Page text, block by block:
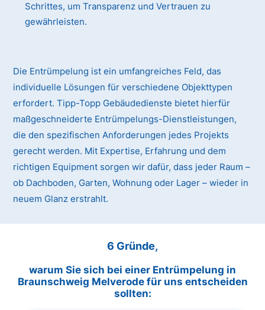
Schrittes, um Transparenz und Vertrauen zu
gewährleisten.
Die Entrümpelung ist ein umfangreiches Feld, das
individuelle Lösungen für verschiedene Objekttypen
erfordert. Tipp-Topp Gebäudedienste bietet hierfür
maßgeschneiderte Entrümpelungs-Dienstleistungen,
die den spezifischen Anforderungen jedes Projekts
gerecht werden. Mit Expertise, Erfahrung und dem
richtigen Equipment sorgen wir dafür, dass jeder Raum –
ob Dachboden, Garten, Wohnung oder Lager – wieder in
neuem Glanz erstrahlt.
6 Gründe,
warum Sie sich bei einer Entrümpelung in
Braunschweig Melverode für uns entscheiden
sollten: